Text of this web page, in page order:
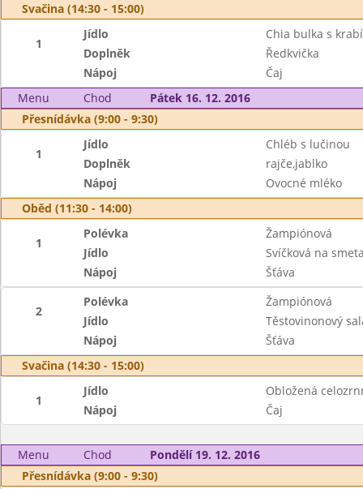
Svačina (14:30 - 15:00)
1
Jídlo
Chia bulka s
Doplněk
Ředkvička
Nápoj
Čaj
Menu
Chod
Pátek 16. 12. 2016
Přesnídávka (9:00 - 9:30)
1
Jídlo
Chléb s lučinou
Doplněk
rajče,jablko
Nápoj
Ovocné mléko
Oběd (11:30 - 14:00)
1
Polévka
Žampiónová
Jídlo
Svíčková na
Nápoj
Šťáva
2
Polévka
Žampiónová
Jídlo
Těstovinonový
Nápoj
Šťáva
Svačina (14:30 - 15:00)
1
Jídlo
Obložená
Nápoj
Čaj
Menu Chod
Pondělí 19. 12. 2016
Přesnídávka (9:00 - 9:30)